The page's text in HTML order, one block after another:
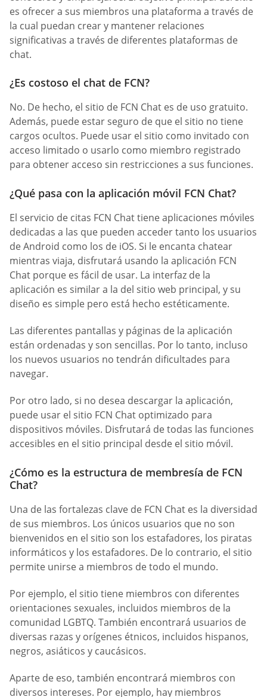
es ofrecer a sus miembros una plataforma a través de
la cual puedan crear y mantener relaciones
significativas a través de diferentes plataformas de
chat.
¿Es costoso el chat de FCN?
No. De hecho, el sitio de FCN Chat es de uso gratuito.
Además, puede estar seguro de que el sitio no tiene
cargos ocultos. Puede usar el sitio como invitado con
acceso limitado o usarlo como miembro registrado
para obtener acceso sin restricciones a sus funciones.
¿Qué pasa con la aplicación móvil FCN Chat?
El servicio de citas FCN Chat tiene aplicaciones móviles
dedicadas a las que pueden acceder tanto los usuarios
de Android como los de iOS. Si le encanta chatear
mientras viaja, disfrutará usando la aplicación FCN
Chat porque es fácil de usar. La interfaz de la
aplicación es similar a la del sitio web principal, y su
diseño es simple pero está hecho estéticamente.
Las diferentes pantallas y páginas de la aplicación
están ordenadas y son sencillas. Por lo tanto, incluso
los nuevos usuarios no tendrán dificultades para
navegar.
Por otro lado, si no desea descargar la aplicación,
puede usar el sitio FCN Chat optimizado para
dispositivos móviles. Disfrutará de todas las funciones
accesibles en el sitio principal desde el sitio móvil.
¿Cómo es la estructura de membresía de FCN
Chat?
Una de las fortalezas clave de FCN Chat es la diversidad
de sus miembros. Los únicos usuarios que no son
bienvenidos en el sitio son los estafadores, los piratas
informáticos y los estafadores. De lo contrario, el sitio
permite unirse a miembros de todo el mundo.
Por ejemplo, el sitio tiene miembros con diferentes
orientaciones sexuales, incluidos miembros de la
comunidad LGBTQ. También encontrará usuarios de
diversas razas y orígenes étnicos, incluidos hispanos,
negros, asiáticos y caucásicos.
Aparte de eso, también encontrará miembros con
diversos intereses. Por ejemplo, hay miembros